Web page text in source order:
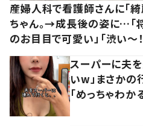
産婦人科で看護師さんに「
ちゃん。→成長後の姿に…「
のお目目で可愛い」「渋い～！
スーパーに夫
いw」まさかの
「めっちゃわか